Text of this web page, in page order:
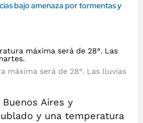
bajo amenaza por tormentas y
será de 28°. Las lluvías
Aires y
y una temperatura